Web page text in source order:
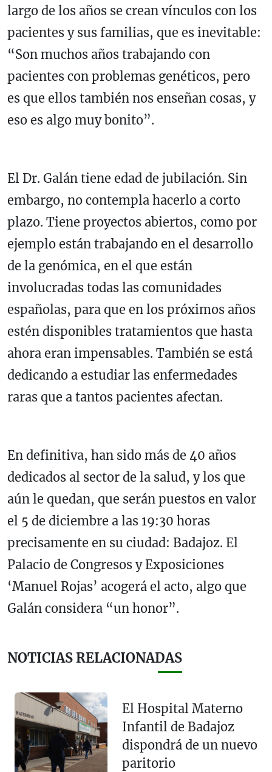
largo de los años se crean vínculos con los
pacientes y sus familias, que es inevitable:
“Son muchos años trabajando con
pacientes con problemas genéticos, pero
es que ellos también nos enseñan cosas, y
eso es algo muy bonito”.
El Dr. Galán tiene edad de jubilación. Sin
embargo, no contempla hacerlo a corto
plazo. Tiene proyectos abiertos, como por
ejemplo están trabajando en el desarrollo
de la genómica, en el que están
involucradas todas las comunidades
españolas, para que en los próximos años
estén disponibles tratamientos que hasta
ahora eran impensables. También se está
dedicando a estudiar las enfermedades
raras que a tantos pacientes afectan.
En definitiva, han sido más de 40 años
dedicados al sector de la salud, y los que
aún le quedan, que serán puestos en valor
el 5 de diciembre a las 19:30 horas
precisamente en su ciudad: Badajoz. El
Palacio de Congresos y Exposiciones
‘Manuel Rojas’ acogerá el acto, algo que
Galán considera “un honor”.
NOTICIAS RELACIONADAS
El Hospital Materno
Infantil de Badajoz
dispondrá de un nuevo
paritorio